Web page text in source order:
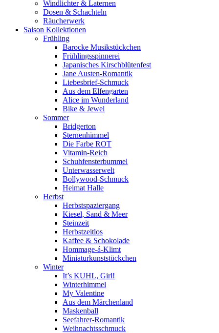
Windlichter & Laternen
Dosen & Schachteln
Räucherwerk
Saison Kollektionen
Frühling
Barocke Musikstückchen
Frühlingsspinnerei
Japanisches Kirschblütenfest
Jane Austen-Romantik
Liebesbrief-Schmuck
Aus dem Elfengarten
Alice im Wunderland
Bike & Jewel
Sommer
Bridgerton
Sternenhimmel
Die Farbe ROT
Vitamin-Reich
Schuhfensterbummel
Unterwasserwelt
Bollywood-Schmuck
Heimat Halle
Herbst
Herbstspaziergang
Kiesel, Sand & Meer
Steinzeit
Herbstzeitlos
Kaffee & Schokolade
Hommage-á-Klimt
Miniaturkunststückchen
Winter
It’s KUHL, Girl!
Winterhimmel
My Valentine
Aus dem Märchenland
Maskenball
Seefahrer-Romantik
Weihnachtsschmuck